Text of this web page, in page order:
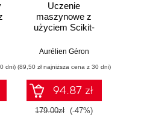
dni)
Uczenie
maszynowe z
użyciem Scikit-
TensorFlow.
Aurélien Géron
(89,50 zł najniższa cena z 30 dni)
94.87 zł
179.00zł (-47%)